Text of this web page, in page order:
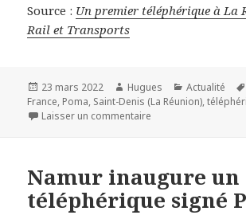
Source : Un premier téléphérique à La
Rail et Transports
Publié
le
23 mars 2022 Auteur
Hugues Catégories
Actualité
France, Poma, Saint-Denis (La Réunion),
Laisser un commentaire
Namur inaugure un
téléphérique signé